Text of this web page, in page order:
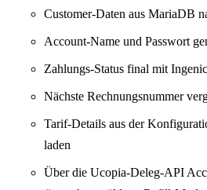
Customer-Daten aus MariaDB
Account-Name und Passwort
Zahlungs-Status final mit
Nächste Rechnungsnummer
Tarif-Details aus der
laden
Über die Ucopia-Deleg-API